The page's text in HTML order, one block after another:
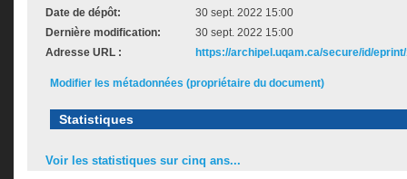
Date de dépôt:
30 sept. 2022 15:00
Dernière modification:
30 sept. 2022 15:00
Adresse URL :
https://archipel.uqam.ca/secure/id/
Modifier les métadonnées (propriétaire du document)
Statistiques
Voir les statistiques sur cinq ans...